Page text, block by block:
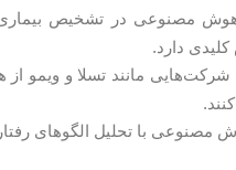
مصنوعی در تشخیص
دارد.
شرکت‌هایی مانند تسلا و ویمو
مصنوعی با تحلیل الگوهای